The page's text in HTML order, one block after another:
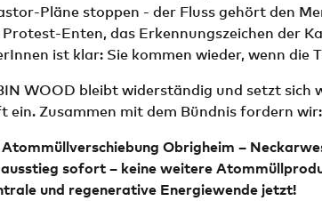
Pläne stoppen - der Fluss gehört den
Protest-Enten, das Erkennungszeichen der
ist klar: Sie kommen wieder, wenn die
WOOD bleibt widerständig und setzt sich
ein. Zusammen mit dem Bündnis fordern wir:
Atommüllverschiebung Obrigheim –
sofort – keine weitere
und regenerative Energiewende jetzt!